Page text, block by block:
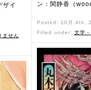
ザイ
ません
ン：関静香（
Posted: 10月 4th,
Filled under: 文学